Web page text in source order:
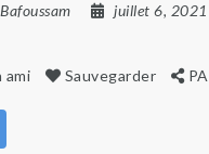
Bafoussam
juillet 6, 2021
ami
Sauvegarder